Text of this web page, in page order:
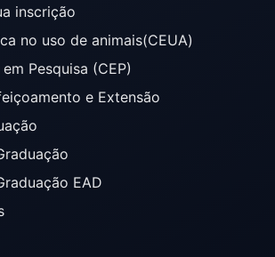
inscrição
no uso de animais(CEUA)
Pesquisa (CEP)
e Extensão
EAD